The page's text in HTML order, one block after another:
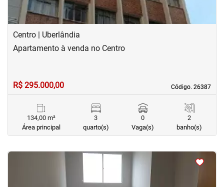
Centro | Uberlândia
Código. 26387
Código. 26387
Apartamento à venda no Centro
R$ 295.000,00
134,00 m²
Área principal
3
quarto(s)
0
Vaga(s)
2
banho(s)
<